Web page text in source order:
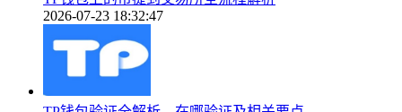
2026-07-23 18:32:47